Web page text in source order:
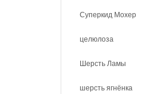
Суперкид Мохер
целюлоза
Шерсть Ламы
шерсть ягнёнка